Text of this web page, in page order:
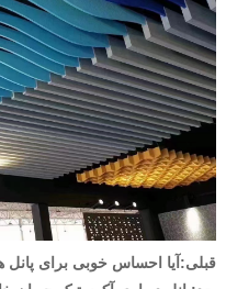
قبلی: آیا احساس خوبی برای